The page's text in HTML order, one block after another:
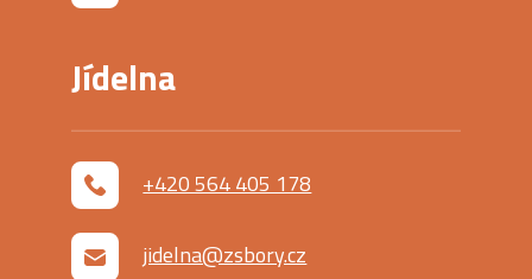
Jídelna
+420 564 405 178
jidelna@zsbory.cz